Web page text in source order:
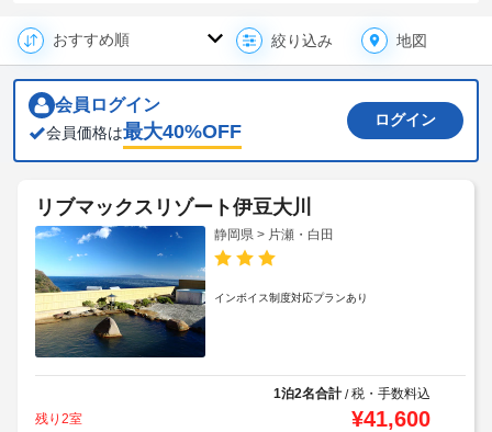
絞り込み 地図
会員ログイン
会員価格は最大40%OFF
ログイン
リブマックスリゾート伊豆大川
静岡県 > 片瀬・白田
インボイス制度対応プランあり
1泊2名合計/税・手数料込
残り2室
¥41,600